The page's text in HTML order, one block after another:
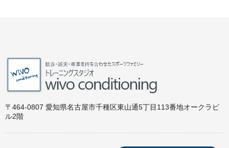
〒464-0807 愛知県名古屋市千種区東山通5丁目113番地オークラビ
ル2階